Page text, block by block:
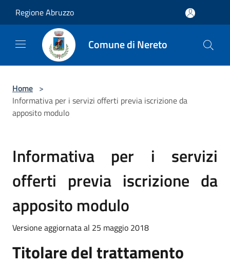
Regione Abruzzo
Comune di Nereto
Home >
Informativa per i servizi offerti previa iscrizione da
apposito modulo
Informativa per i servizi
offerti previa iscrizione da
apposito modulo
Versione aggiornata al 25 maggio 2018
Titolare del trattamento